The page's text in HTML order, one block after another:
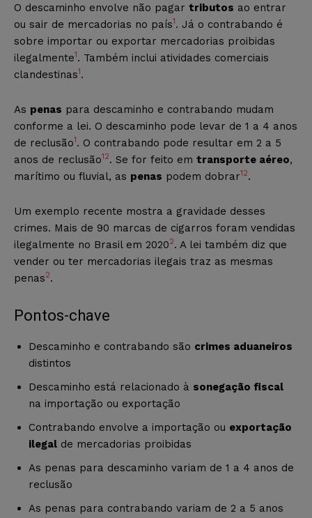
O descaminho envolve não pagar tributos ao entrar
ou sair de mercadorias no país1. Já o contrabando é
sobre importar ou exportar mercadorias proibidas
ilegalmente1. Também inclui atividades comerciais
clandestinas1.
As penas para descaminho e contrabando mudam
conforme a lei. O descaminho pode levar de 1 a 4 anos
de reclusão1. O contrabando pode resultar em 2 a 5
anos de reclusão12. Se for feito em transporte aéreo,
marítimo ou fluvial, as penas podem dobrar12.
Um exemplo recente mostra a gravidade desses
crimes. Mais de 90 marcas de cigarros foram vendidas
ilegalmente no Brasil em 20202. A lei também diz que
vender ou ter mercadorias ilegais traz as mesmas
penas2.
Pontos-chave
Descaminho e contrabando são crimes aduaneiros
distintos
Descaminho está relacionado à sonegação fiscal
na importação ou exportação
Contrabando envolve a importação ou exportação
ilegal de mercadorias proibidas
As penas para descaminho variam de 1 a 4 anos de
reclusão
As penas para contrabando variam de 2 a 5 anos